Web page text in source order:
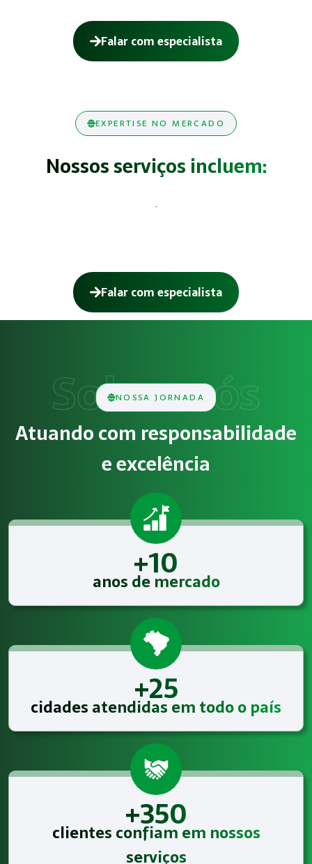
Falar com especialista
EXPERTISE NO MERCADO
Nossos serviços incluem:
.
Falar com especialista
Como funciona NR-12 – Segurança
Obrigatoriedade legal
Empresas que exercem atividades com exposição a riscos
Atendimento especializado
A Megatrab - Engenharia de Segurança do Trabalho
NOSSA JORNADA
Atuando com responsabilidade
e excelência
+10
anos de mercado
+25
cidades atendidas em todo o país
+350
clientes confiam em nossos
serviços